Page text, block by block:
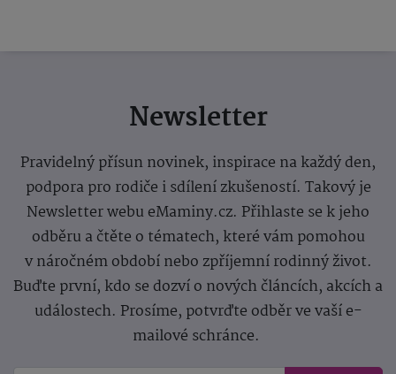
Newsletter
Pravidelný přísun novinek, inspirace na každý den,
podpora pro rodiče i sdílení zkušeností. Takový je
Newsletter webu eMaminy.cz. Přihlaste se k jeho
odběru a čtěte o tématech, které vám pomohou
v náročném období nebo zpříjemní rodinný život.
Buďte první, kdo se dozví o nových článcích, akcích a
událostech. Prosíme, potvrďte odběr ve vaší e-
mailové schránce.